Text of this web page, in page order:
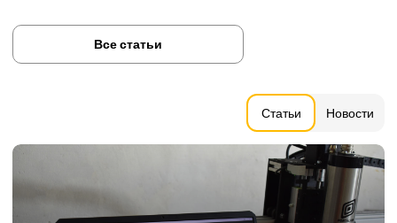
Статьи Новости
Все статьи